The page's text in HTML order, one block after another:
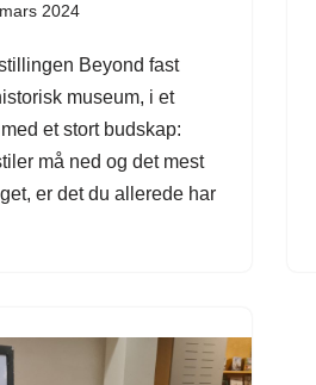
2024
Beyond fast
museum, i et
et stort budskap:
må ned og det mest
er det du allerede har